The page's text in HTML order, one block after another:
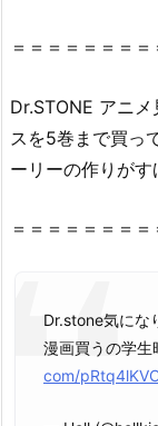
E
は
＝＝＝＝＝＝＝＝
Dr.STONE アニメ
スを5巻まで買っ
ーリーの作りが
＝＝＝＝＝＝＝＝
Dr.stone気にな
漫画買うの学生
com/